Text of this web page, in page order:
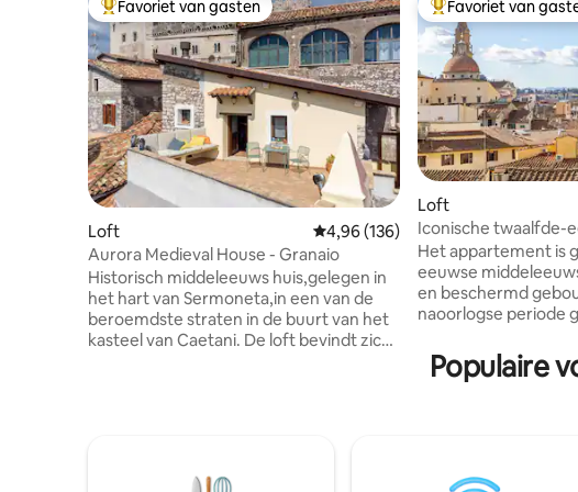
Topfavoriet van gasten
Favoriet van gasten
Loft Gemiddelde beoordeling van 4,96
4,96 (136)
Aurora Medieval House - Granaio
Historisch middeleeuws huis,gelegen in
het hart van Sermoneta,in een van de
beroemdste straten in de buurt van het
kasteel van Caetani. De loft bevindt zich
Ninfa 's Garden,Sabaudia
Topfavoriet van
Favoriet van
Loft
Iconische twaalfde-
middeleeuwse
Het appartement is
eeuwse
en beschermd
naoorlogse periode
Giovanni Michelucci
gerenoveerd door
verdieping en er is een lift. Je
Populaire